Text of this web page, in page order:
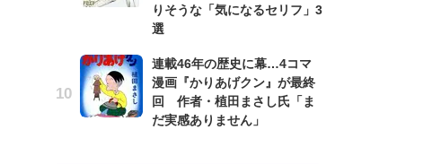
りそうな「気になるセリフ」3
選
連載46年の歴史に幕…4コマ
漫画『かりあげクン』が最終
回 作者・植田まさし氏「ま
だ実感ありません」